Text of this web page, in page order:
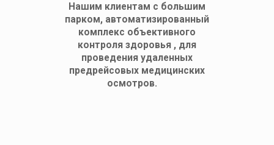
Нашим клиентам с большим
парком, автоматизированный
комплекс объективного
контроля здоровья , для
проведения удаленных
предрейсовых медицинских
осмотров.